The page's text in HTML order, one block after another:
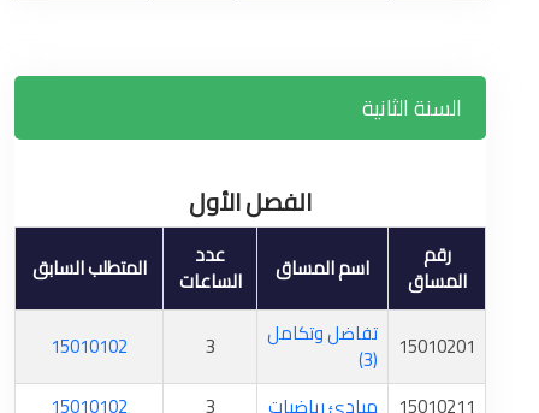
السنة الثانية
الفصل الأول
رقم
المساق اسم المساق عدد
الساعات المتطلب السابق
15010201 تفاضل وتكامل
(3)
3
15010102